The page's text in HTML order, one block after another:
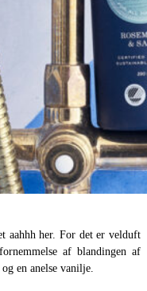
aahhh her. For det er velduft
af blandingen af
en anelse vanilje.